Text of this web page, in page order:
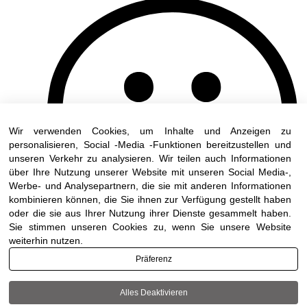
Terms of use Accessibility| All rights reserved to
Wir verwenden Cookies, um Inhalte und Anzeigen zu
personalisieren, Social -Media -Funktionen bereitzustellen und
unseren Verkehr zu analysieren. Wir teilen auch Informationen
über Ihre Nutzung unserer Website mit unseren Social Media-,
Werbe- und Analysepartnern, die sie mit anderen Informationen
kombinieren können, die Sie ihnen zur Verfügung gestellt haben
oder die sie aus Ihrer Nutzung ihrer Dienste gesammelt haben.
Sie stimmen unseren Cookies zu, wenn Sie unsere Website
weiterhin nutzen.
Präferenz
Alles Deaktivieren